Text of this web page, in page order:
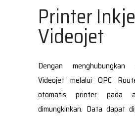
Printer
Videojet
Dengan
Videojet melalui OPC
otomatis printer pada
dimungkinkan. Data dapat